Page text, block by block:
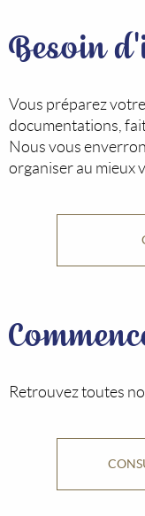
Besoin
Vous préparez
documentations,
Nous vous
organiser au mieux
Retrouvez toutes